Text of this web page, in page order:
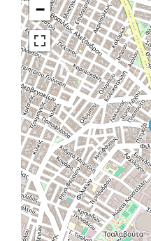
−